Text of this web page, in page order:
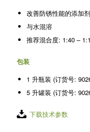
改善防锈性能的添加剂
与水混溶
推荐混合度: 1:40 –
包装
1 升瓶装 (订货号:
5 升罐装 (订货号:
下载技术参数